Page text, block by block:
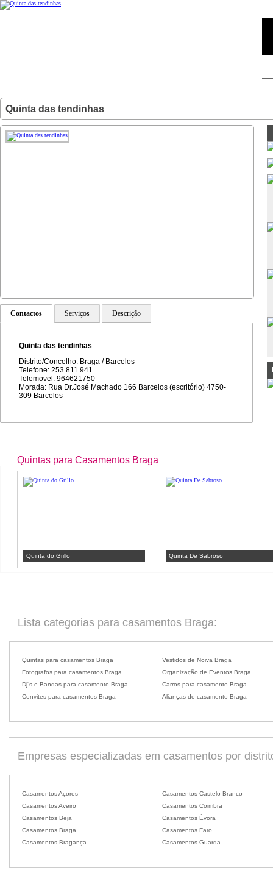
Quinta das tendinhas
Contactos Serviços Descrição
Quinta das tendinhas
Distrito/Concelho: Braga / Barcelos
Telefone: 253 811 941
Telemovel: 964621750
Morada: Rua Dr.José Machado 166 Barcelos (escritório) 4750-
309 Barcelos
Quintas para Casamentos Braga
Quinta do Grillo Quinta De Sabroso
Lista categorias para casamentos Braga:
Quintas para casamentos Braga
Fotografos para casamentos Braga
Dj´s e Bandas para casamento Braga
Convites para casamentos Braga
Vestidos de Noiva Braga
Organização de Eventos Braga
Carros para casamento Braga
Alianças de casamento Braga
Empresas especializadas em casamentos por
Casamentos Açores
Casamentos Aveiro
Casamentos Beja
Casamentos Braga
Casamentos Bragança
Casamentos Castelo Branco
Casamentos Coimbra
Casamentos Évora
Casamentos Faro
Casamentos Guarda